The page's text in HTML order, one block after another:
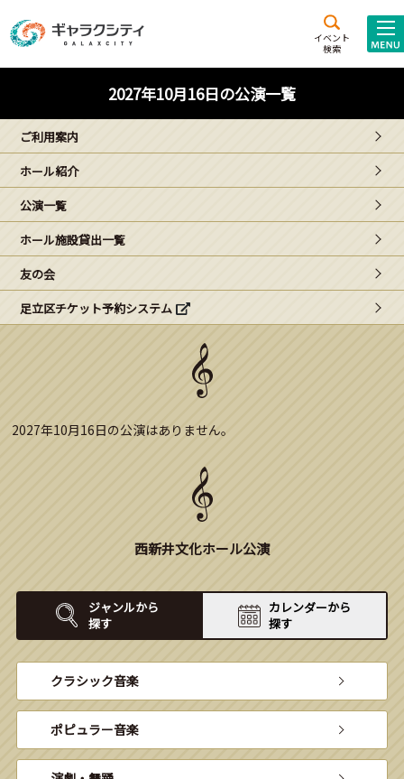
イベント
検索
施設案内
西新井
文化ホール
ギャラクシティとは
こどもみーてぃんぐ
Gがくえん
ブランドからのお知らせ
2027年10月16日の公演一覧
ご利用案内
ホール紹介
公演一覧
ホール施設貸出一覧
友の会
足立区チケット予約システム
2027年10月16日の公演はありません。
西新井文化ホール公演
ジャンルから
探す
カレンダーから
探す
クラシック音楽
ポピュラー音楽